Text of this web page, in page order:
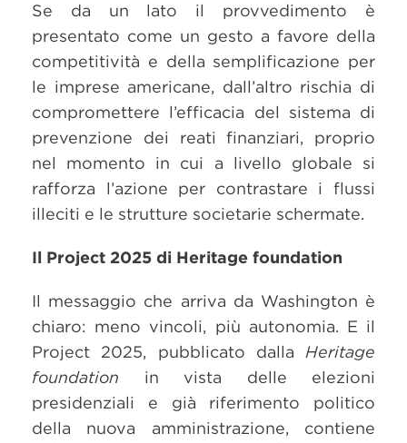
Se da un lato il provvedimento è
presentato come un gesto a favore della
competitività e della semplificazione per
le imprese americane, dall’altro rischia di
compromettere l’efficacia del sistema di
prevenzione dei reati finanziari, proprio
nel momento in cui a livello globale si
rafforza l’azione per contrastare i flussi
illeciti e le strutture societarie schermate.
Il Project 2025 di Heritage foundation
Il messaggio che arriva da Washington è
chiaro: meno vincoli, più autonomia. E il
Project 2025, pubblicato dalla Heritage
foundation in vista delle elezioni
presidenziali e già riferimento politico
della nuova amministrazione, contiene